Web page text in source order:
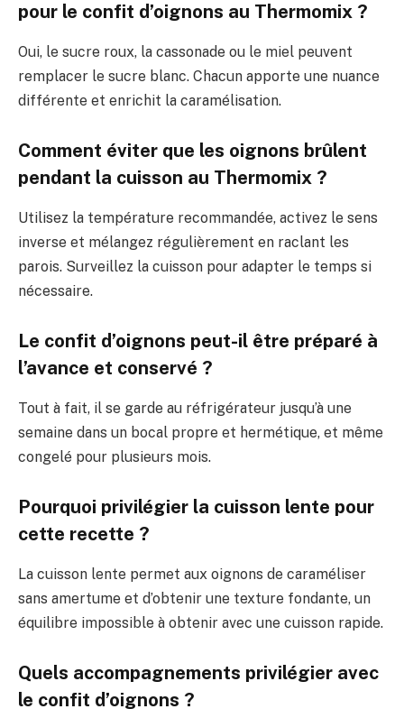
pour le confit d’oignons au Thermomix ?
Oui, le sucre roux, la cassonade ou le miel peuvent
remplacer le sucre blanc. Chacun apporte une nuance
différente et enrichit la caramélisation.
Comment éviter que les oignons brûlent
pendant la cuisson au Thermomix ?
Utilisez la température recommandée, activez le sens
inverse et mélangez régulièrement en raclant les
parois. Surveillez la cuisson pour adapter le temps si
nécessaire.
Le confit d’oignons peut-il être préparé à
l’avance et conservé ?
Tout à fait, il se garde au réfrigérateur jusqu’à une
semaine dans un bocal propre et hermétique, et même
congelé pour plusieurs mois.
Pourquoi privilégier la cuisson lente pour
cette recette ?
La cuisson lente permet aux oignons de caraméliser
sans amertume et d’obtenir une texture fondante, un
équilibre impossible à obtenir avec une cuisson rapide.
Quels accompagnements privilégier avec
le confit d’oignons ?